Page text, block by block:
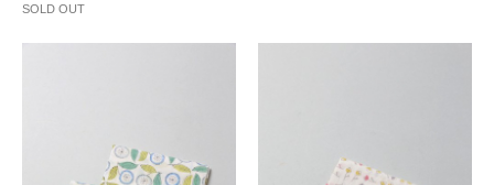
SOLD OUT